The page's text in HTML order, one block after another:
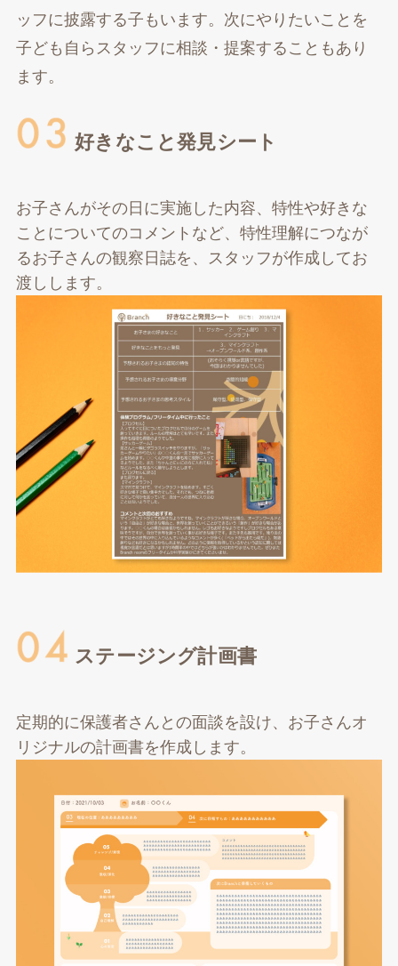
ッフに披露する子もいます。次にやりたいことを
子ども自らスタッフに相談・提案することもあり
ます。
好きなこと発見シート
お子さんがその日に実施した内容、特性や好きな
ことについてのコメントなど、特性理解につなが
るお子さんの観察日誌を、スタッフが作成してお
渡しします。
ステージング計画書
定期的に保護者さんとの面談を設け、お子さんオ
リジナルの計画書を作成します。